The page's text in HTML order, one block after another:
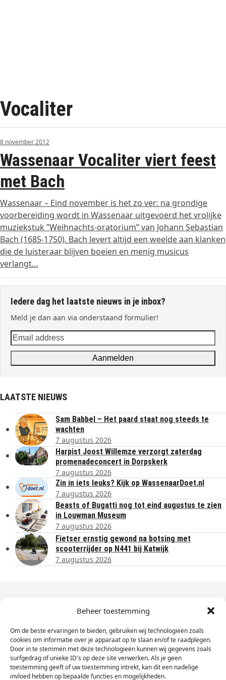
Beheer toestemming
Om de beste ervaringen te bieden, gebruiken wij technologieën zoals
cookies om informatie over je apparaat op te slaan en/of te raadplegen.
Door in te stemmen met deze technologieën kunnen wij gegevens zoals
surfgedrag of unieke ID's op deze site verwerken. Als je geen
toestemming geeft of uw toestemming intrekt, kan dit een nadelige
invloed hebben op bepaalde functies en mogelijkheden.
Vocaliter
8 november 2012
Wassenaar Vocaliter viert feest
met Bach
Wassenaar – Eind november is het zo ver: na grondige
voorbereiding wordt in Wassenaar uitgevoerd het vrolijke
muziekstuk ”Weihnachts-oratorium” van Johann Sebastian
Bach (1685-1750). Bach levert altijd een weelde aan klanken
die de luisteraar blijven boeien en menig musicus
verlangt…
Iedere dag het laatste nieuws in je inbox?
Meld je dan aan via onderstaand formulier!
Email
address
Aanmelden
LAATSTE NIEUWS
Sam Babbel – Het paard staat nog steeds te
wachten
7 augustus 2026
Harpist Joost Willemze verzorgt zaterdag
promenadeconcert in Dorpskerk
7 augustus 2026
Zin in iets leuks? Kijk op WassenaarDoet.nl
7 augustus 2026
Beasts of Bugatti nog tot eind augustus te zien
in Louwman Museum
7 augustus 2026
Fietser ernstig gewond na botsing met
scooterrijder op N441 bij Katwijk
7 augustus 2026
Dagelijks het laatste nieuws in je e-mail?
Vul
hier
je
e-
Sign Up